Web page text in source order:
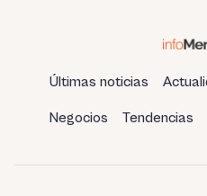
Últimas noticias
Negocios Tendencias